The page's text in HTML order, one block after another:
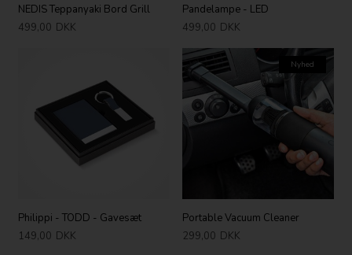
NEDIS Teppanyaki Bord Grill
499,00 DKK
Pandelampe - LED
499,00 DKK
Philippi - TODD - Gavesæt
149,00 DKK
Nyhed
Portable Vacuum Cleaner
299,00 DKK